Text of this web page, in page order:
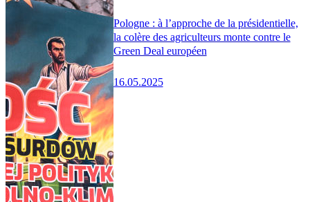
Pologne : à l’approche de la présidentielle,
la colère des agriculteurs monte contre le
Green Deal européen
16.05.2025